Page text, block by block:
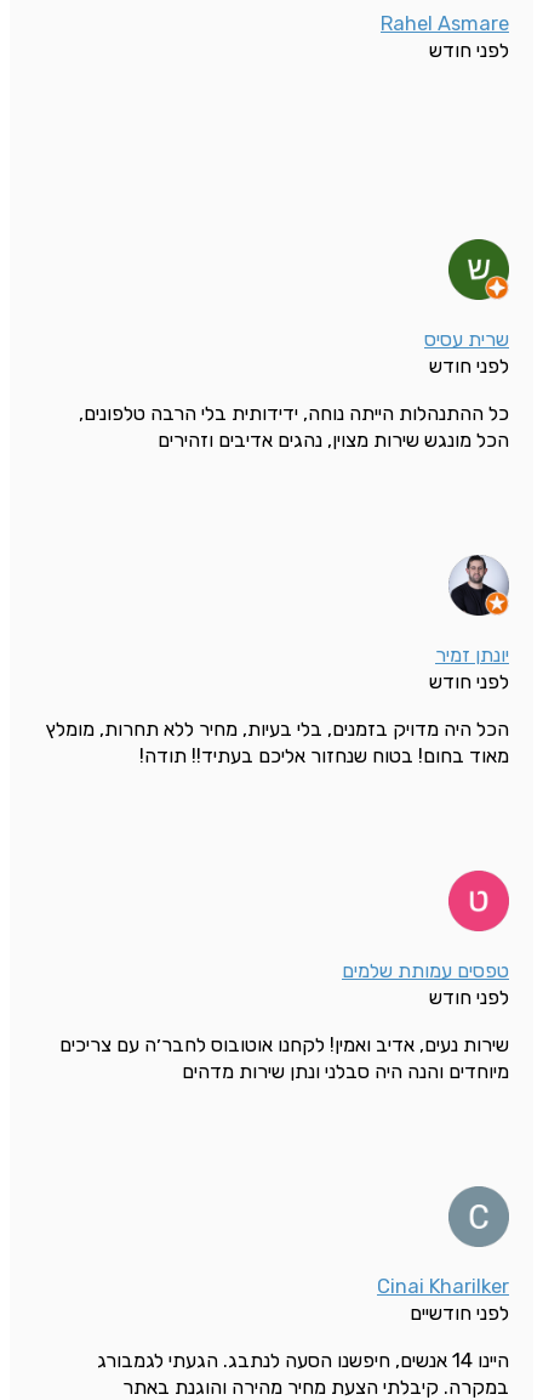
Rahel Asmare
לפני חודש
שרית עסיס
לפני חודש
כל ההתנהלות הייתה נוחה, ידידותית בלי הרבה טלפונים,
הכל מונגש שירות מצוין, נהגים אדיבים וזהירים
יונתן זמיר
לפני חודש
הכל היה מדויק בזמנים, בלי בעיות, מחיר ללא תחרות, מומלץ
מאוד בחום! בטוח שנחזור אליכם בעתיד!! תודה!
טפסים עמותת שלמים
לפני חודש
שירות נעים, אדיב ואמין! לקחנו אוטובוס לחבר׳ה עם צריכים
מיוחדים והנה היה סבלני ונתן שירות מדהים
Cinai Kharilker
לפני חודשיים
היינו 14 אנשים, חיפשנו הסעה לנתבג. הגעתי לגמבורג
במקרה. קיבלתי הצעת מחיר מהירה והוגנת באתר